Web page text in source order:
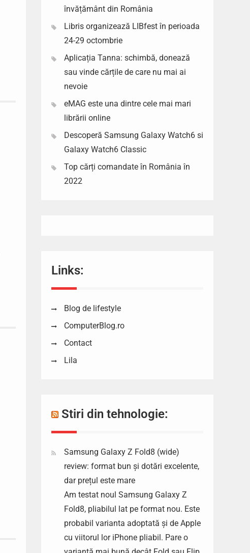
învățământ din România
Libris organizează LIBfest în perioada
24-29 octombrie
Aplicația Tanna: schimbă, donează
sau vinde cărțile de care nu mai ai
nevoie
eMAG este una dintre cele mai mari
librării online
Descoperă Samsung Galaxy Watch6 si
Galaxy Watch6 Classic
Top cărți comandate în România în
2022
Links:
Blog de lifestyle
ComputerBlog.ro
Contact
Lila
Stiri din tehnologie:
Samsung Galaxy Z Fold8 (wide)
review: format bun și dotări excelente,
dar prețul este mare
Am testat noul Samsung Galaxy Z
Fold8, pliabilul lat pe format nou. Este
probabil varianta adoptată și de Apple
cu viitorul lor iPhone pliabil. Pare o